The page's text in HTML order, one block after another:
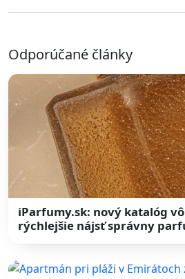
Odporúčané články
iParfumy.sk: nový katalóg
rýchlejšie nájsť správny